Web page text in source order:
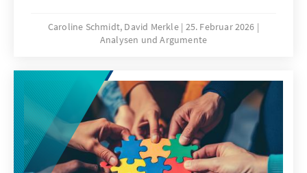
seine Grenzen, was die gezielte Anwerbung
ausländischer Fach- und Arbeitskräfte auf
Deutschland und Europa könnte mit China ein
neuer Wettbewerber im globalen Wettbewerb
um Talente entstehen.
Caroline Schmidt, David Merkle 25. Februar 2026
Analysen und Argumente